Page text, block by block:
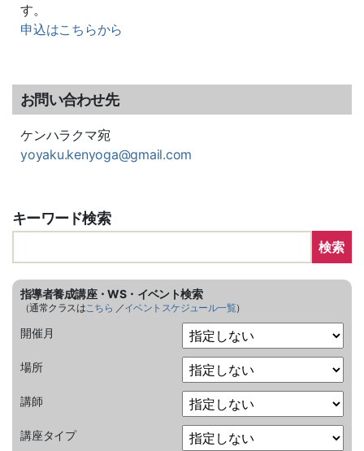
す。
申込はこちらから
お問い合わせ先
ケンハラクマ宛
yoyaku.kenyoga@gmail.com
キーワード検索
検索
指導者養成講座・WS・イベント検索
（通常クラスはこちら ／イベントスケジュール一覧）
開催月
場所
講師
講座タイプ